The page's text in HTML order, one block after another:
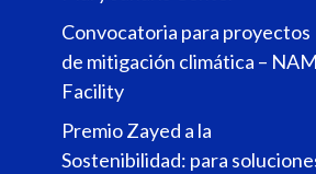
Convocatoria para proyectos
de mitigación climática –
Facility
Premio Zayed a la
Sostenibilidad: para